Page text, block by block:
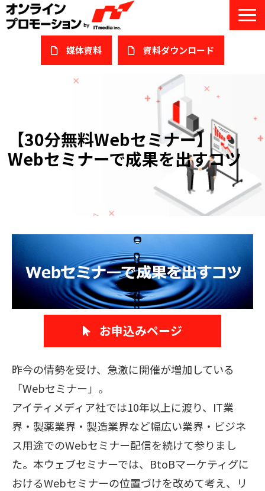
媒体資料 ​資料ダウンロード
サービスガイド/お役立ち資料
課題/ターゲット別で探す
オンライン展示会/協賛ウェビナー
セミナー情報/ブログ
販売パートナー募集
【30分無料Webセミナー】
Webセミナーで成果を出すコツ
お申込みページ
昨今の情勢を受け、急激に開催が増加している
「Webセミナー」。
アイティメディア社では10年以上に渡り、IT業
界・製薬業界・製造業界など幅広い業界・ビジネ
ス用途でのWebセミナー配信を続けて参りまし
た。本ウェブセミナーでは、BtoBマーケティグに
おけるWebセミナーの位置づけを改めて考え、リ